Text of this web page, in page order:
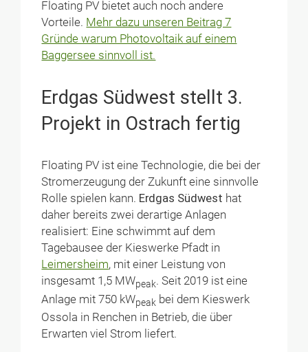
Floating PV bietet auch noch andere
Vorteile. Mehr dazu unseren Beitrag 7
Gründe warum Photovoltaik auf einem
Baggersee sinnvoll ist.
Erdgas Südwest stellt 3.
Projekt in Ostrach fertig
Floating PV ist eine Technologie, die bei der
Stromerzeugung der Zukunft eine sinnvolle
Rolle spielen kann. Erdgas Südwest hat
daher bereits zwei derartige Anlagen
realisiert: Eine schwimmt auf dem
Tagebausee der Kieswerke Pfadt in
Leimersheim, mit einer Leistung von
insgesamt 1,5 MWpeak. Seit 2019 ist eine
Anlage mit 750 kWpeak bei dem Kieswerk
Ossola in Renchen in Betrieb, die über
Erwarten viel Strom liefert.